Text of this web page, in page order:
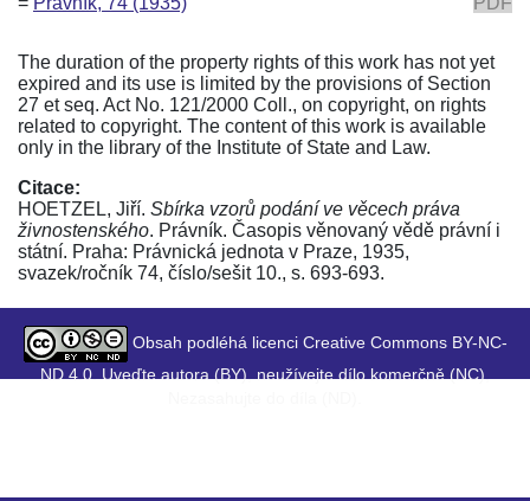
The duration of the property rights of this work has not yet
expired and its use is limited by the provisions of Section
27 et seq. Act No. 121/2000 Coll., on copyright, on rights
related to copyright. The content of this work is available
only in the library of the Institute of State and Law.
Citace:
HOETZEL, Jiří. Sbírka vzorů podání ve věcech práva
živnostenského. Právník. Časopis věnovaný vědě právní i
státní. Praha: Právnická jednota v Praze, 1935,
svazek/ročník 74, číslo/sešit 10., s. 693-693.
Obsah podléhá licenci Creative Commons BY-NC-
ND 4.0. Uveďte autora (BY), neužívejte dílo komerčně (NC),